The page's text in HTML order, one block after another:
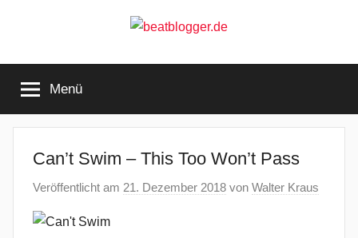
beatblogger.de
the
beat
goes
Menü
Can’t Swim – This Too Won’t Pass
Veröffentlicht am 21. Dezember 2018 von Walter Kraus